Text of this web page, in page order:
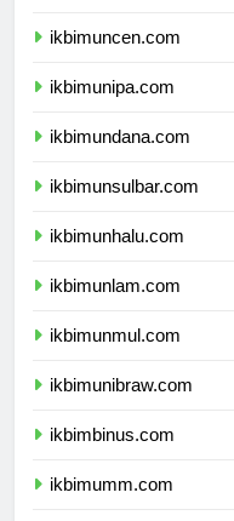
ikbimuncen.com
ikbimunipa.com
ikbimundana.com
ikbimunsulbar.com
ikbimunhalu.com
ikbimunlam.com
ikbimunmul.com
ikbimunibraw.com
ikbimbinus.com
ikbimumm.com